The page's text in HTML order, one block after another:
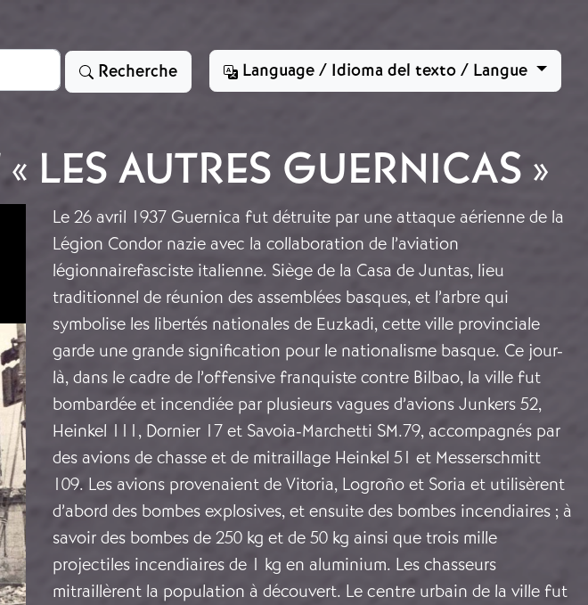
Recherche Language / Idioma del texto / Langue
LES AUTRES GUERNICAS »
Le 26 avril 1937 Guernica fut détruite par une attaque aérienne de la
Légion Condor nazie avec la collaboration de l’aviation
légionnairefasciste italienne. Siège de la Casa de Juntas, lieu
traditionnel de réunion des assemblées basques, et l’arbre qui
symbolise les libertés nationales de Euzkadi, cette ville provinciale
garde une grande signification pour le nationalisme basque. Ce jour-
là, dans le cadre de l’offensive franquiste contre Bilbao, la ville fut
bombardée et incendiée par plusieurs vagues d’avions Junkers 52,
Heinkel 111, Dornier 17 et Savoia-Marchetti SM.79, accompagnés par
des avions de chasse et de mitraillage Heinkel 51 et Messerschmitt
109. Les avions provenaient de Vitoria, Logroño et Soria et utilisèrent
d’abord des bombes explosives, et ensuite des bombes incendiaires ; à
savoir des bombes de 250 kg et de 50 kg ainsi que trois mille
projectiles incendiaires de 1 kg en aluminium. Les chasseurs
mitraillèrent la population à découvert. Le centre urbain de la ville fut